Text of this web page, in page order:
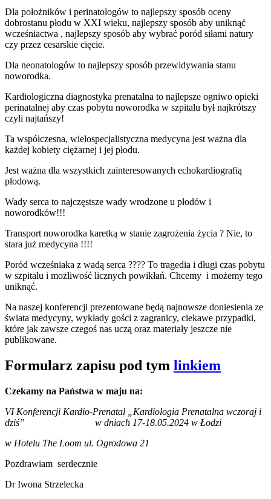
Dla położników i perinatologów to najlepszy sposób oceny
dobrostanu płodu w XXI wieku, najlepszy sposób aby uniknąć
wcześniactwa , najlepszy sposób aby wybrać poród siłami natury
czy przez cesarskie cięcie.
Dla neonatologów to najlepszy sposób przewidywania stanu
noworodka.
Kardiologiczna diagnostyka prenatalna to najlepsze ogniwo opieki
perinatalnej aby czas pobytu noworodka w szpitalu był najkrótszy
czyli najtańszy!
Ta współczesna, wielospecjalistyczna medycyna jest ważna dla
każdej kobiety ciężarnej i jej płodu.
Jest ważna dla wszystkich zainteresowanych echokardiografią
płodową.
Wady serca to najczęstsze wady wrodzone u płodów i
noworodków!!!
Transport noworodka karetką w stanie zagrożenia życia ? Nie, to
stara już medycyna !!!!
Poród wcześniaka z wadą serca ???? To tragedia i długi czas pobytu
w szpitalu i możliwość licznych powikłań. Chcemy i możemy tego
uniknąć.
Na naszej konferencji prezentowane będą najnowsze doniesienia ze
świata medycyny, wykłady gości z zagranicy, ciekawe przypadki,
które jak zawsze czegoś nas uczą oraz materiały jeszcze nie
publikowane.
Formularz zapisu pod tym linkiem
Czekamy na Państwa w maju na:
VI Konferencji Kardio-Prenatal „Kardiologia Prenatalna wczoraj i
dziś” w dniach 17-18.05.2024 w Łodzi
w Hotelu The Loom ul. Ogrodowa 21
Pozdrawiam serdecznie
Dr Iwona Strzelecka